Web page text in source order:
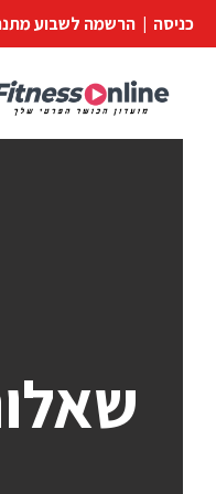
כניסה | הרשמה לשבוע